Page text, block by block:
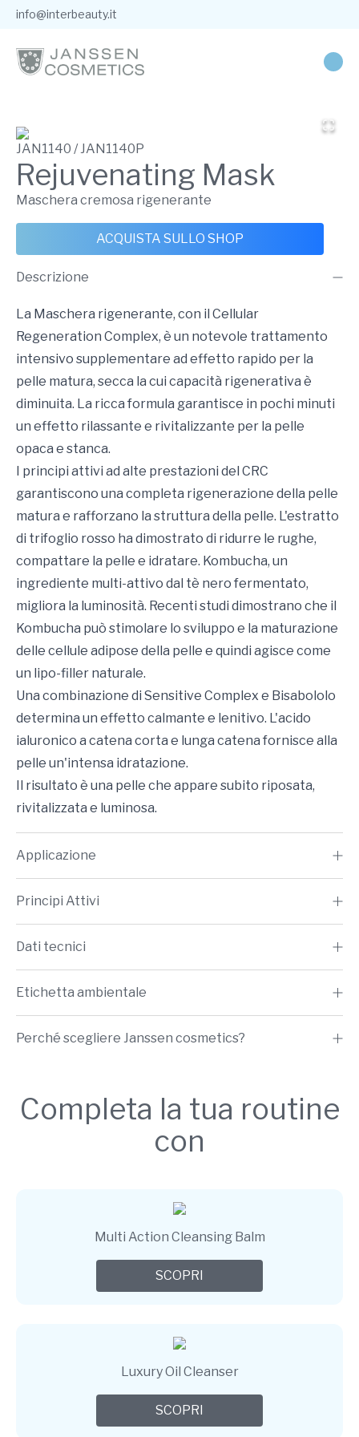
info@interbeauty.it
JAN1140 / JAN1140P
Rejuvenating Mask
Maschera cremosa rigenerante
ACQUISTA SULLO SHOP
Descrizione
La Maschera rigenerante, con il Cellular
Regeneration Complex, è un notevole trattamento
intensivo supplementare ad effetto rapido per la
pelle matura, secca la cui capacità rigenerativa è
diminuita. La ricca formula garantisce in pochi minuti
un effetto rilassante e rivitalizzante per la pelle
opaca e stanca.
I principi attivi ad alte prestazioni del CRC
garantiscono una completa rigenerazione della pelle
matura e rafforzano la struttura della pelle. L'estratto
di trifoglio rosso ha dimostrato di ridurre le rughe,
compattare la pelle e idratare. Kombucha, un
ingrediente multi-attivo dal tè nero fermentato,
migliora la luminosità. Recenti studi dimostrano che il
Kombucha può stimolare lo sviluppo e la maturazione
delle cellule adipose della pelle e quindi agisce come
un lipo-filler naturale.
Una combinazione di Sensitive Complex e Bisabololo
determina un effetto calmante e lenitivo. L'acido
ialuronico a catena corta e lunga catena fornisce alla
pelle un'intensa idratazione.
Il risultato è una pelle che appare subito riposata,
rivitalizzata e luminosa.
Applicazione
Principi Attivi
Dati tecnici
Etichetta ambientale
Perché scegliere Janssen cosmetics?
Completa la tua routine
con
Multi Action Cleansing Balm
SCOPRI
Luxury Oil Cleanser
SCOPRI